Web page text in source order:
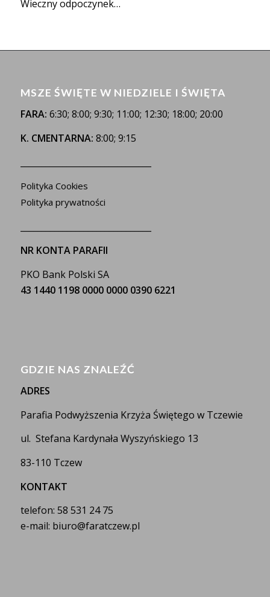
Wieczny odpoczynek…
MSZE ŚWIĘTE W NIEDZIELE I ŚWIĘTA
FARA: 6:30; 8:00; 9:30; 11:00; 12:30; 18:00; 20:00
K. CMENTARNA: 8:00; 9:15
Polityka Cookies
Polityka prywatności
NR KONTA PARAFII
PKO Bank Polski SA
43 1440 1198 0000 0000 0390 6221
GDZIE NAS ZNALEŹĆ
ADRES
Parafia Podwyższenia Krzyża Świętego w Tczewie
ul. Stefana Kardynała Wyszyńskiego 13
83-110 Tczew
KONTAKT
telefon: 58 531 24 75
e-mail: biuro@faratczew.pl